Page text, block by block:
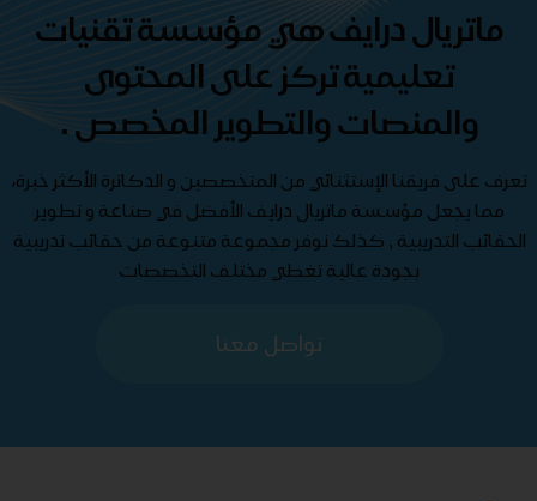
ماتريال درايف هي مؤسسة تقنيات
تعليمية تركز على المحتوى
والمنصات والتطوير المخصص .
تعرف على فريقنا الإستثنائي من المتخصصين و الدكاترة الأكثر خبرة،
مما يجعل مؤسسة ماتريال درايف الأفضل في صناعة و تطوير
الحقائب التدريبية , كذلك نوفر مجموعة متنوعة من حقائب تدريبية
بجودة عالية تغطي مختلف التخصصات
تواصل معنا